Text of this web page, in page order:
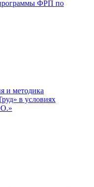
программы ФРП по
и методика
в условиях